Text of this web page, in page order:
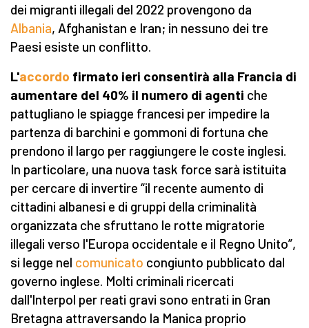
dei migranti illegali del 2022 provengono da
Albania, Afghanistan e Iran; in nessuno dei tre
Paesi esiste un conflitto.
L'accordo firmato ieri consentirà alla Francia di
aumentare del 40% il numero di agenti che
pattugliano le spiagge francesi per impedire la
partenza di barchini e gommoni di fortuna che
prendono il largo per raggiungere le coste inglesi.
In particolare, una nuova task force sarà istituita
per cercare di invertire “il recente aumento di
cittadini albanesi e di gruppi della criminalità
organizzata che sfruttano le rotte migratorie
illegali verso l'Europa occidentale e il Regno Unito”,
si legge nel comunicato congiunto pubblicato dal
governo inglese. Molti criminali ricercati
dall'Interpol per reati gravi sono entrati in Gran
Bretagna attraversando la Manica proprio